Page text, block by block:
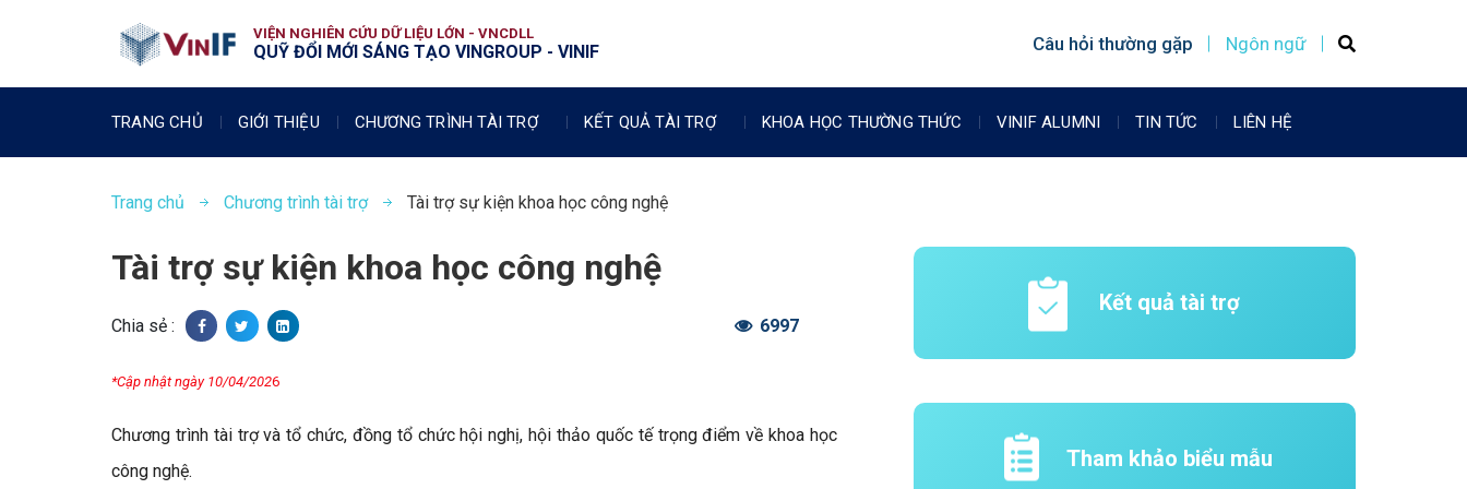
VIỆN NGHIÊN CỨU DỮ LIỆU LỚN - VNCDLL
QUỸ ĐỔI MỚI SÁNG TẠO VINGROUP - VINIF Câu hỏi thường gặp Ngôn ngữ
TRANG CHỦ GIỚI THIỆU CHƯƠNG TRÌNH TÀI TRỢ KẾT QUẢ TÀI TRỢ KHOA HỌC THƯỜNG THỨC VINIF ALUMNI TIN TỨC LIÊN HỆ
Trang chủ Chương trình tài trợ Tài trợ sự kiện khoa học công nghệ
Tài trợ sự kiện khoa học công nghệ
Chia sẻ : 6997
*Cập nhật ngày 10/04/2026
Chương trình tài trợ và tổ chức, đồng tổ chức hội nghị, hội thảo quốc tế trọng điểm về khoa học
công nghệ.
Kết quả tài trợ
Tham khảo biểu mẫu